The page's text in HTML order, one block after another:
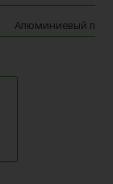
Алюминиевый